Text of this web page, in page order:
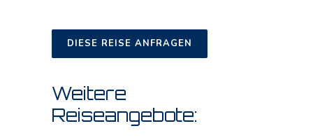
DIESE REISE ANFRAGEN
Weitere
Reiseangebote: